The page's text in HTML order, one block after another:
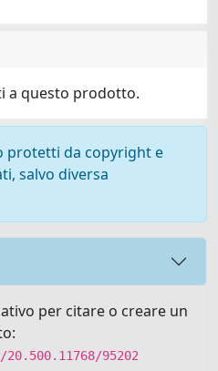
a questo prodotto.
protetti da copyright e
salvo diversa
per citare o creare un
95202